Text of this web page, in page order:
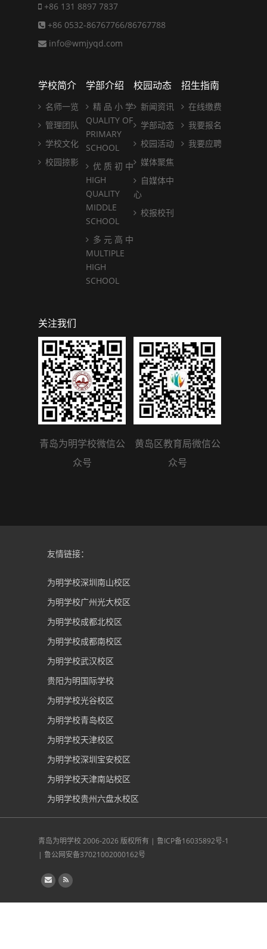
+86 131 8897 7837
+86 0532-86767766/86767788
info@wmjyqd.com
学校简介
名师一览
管理团队
学校文化
校园掠影
学部介绍
精 品 小 学
QUALITY OF
PRIMARY
SCHOOL
优 质 初 中
HIGH
QUALITY
MIDDLE
SCHOOL
多 元 高 中
MULTIPLE
HIGH
SCHOOL
校园动态
新闻资讯
学部动态
校园活动
媒体聚焦
自媒体中
心
校报校刊
招生指南
在线缴费
我要报名
我要应聘
关注我们
青岛为明学校微信公
众号
黄岛区教育局微信公
众号
友情链接：
为明学校深圳南山校区
为明学校广州光大校区
为明学校成都北校区
为明学校成都南校区
为明学校武汉校区
贵阳为明国际学校
为明学校光谷校区
为明学校青岛校区
为明学校天津校区
为明学校深圳宝安校区
为明学校天津南站校区
为明学校贵州六盘水校区
青岛为明学校2006-2026 版权所有 | 鲁ICP备16035892号-1
| 鲁公网安备37021002000162号